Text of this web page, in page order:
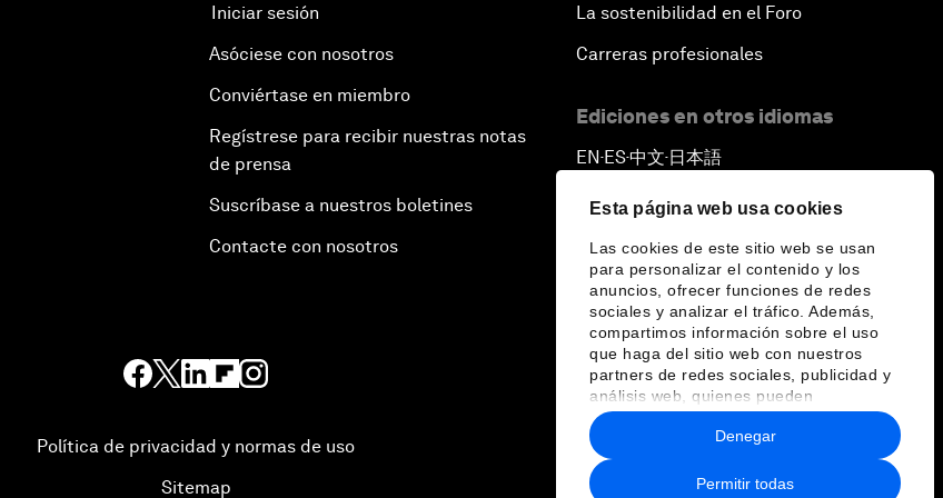
Esta página web usa cookies
Las cookies de este sitio web se usan
para personalizar el contenido y los
anuncios, ofrecer funciones de redes
sociales y analizar el tráfico. Además,
compartimos información sobre el uso
que haga del sitio web con nuestros
partners de redes sociales, publicidad y
análisis web, quienes pueden
combinarla con otra información que les
haya proporcionado o que hayan
recopilado a partir del uso que haya
hecho de sus servicios.
Permitir todas
Denegar
Iniciar sesión
Asóciese con nosotros
Conviértase en miembro
Regístrese para recibir nuestras notas
de prensa
Suscríbase a nuestros boletines
Contacte con nosotros
La sostenibilidad en el Foro
Carreras profesionales
Ediciones en otros idiomas
EN ▪ ES▪中文▪ 日本語
Política de privacidad y normas de uso
Sitemap